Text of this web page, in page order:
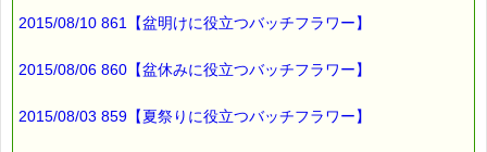
ロボットとの会話って
最後まで読んでいただきありがとうございます。
2015/08/10 861【盆明けに役立つバッチフラワー】
2015/08/06 860【盆休みに役立つバッチフラワー】
2015/08/03 859【夏祭りに役立つバッチフラワー】